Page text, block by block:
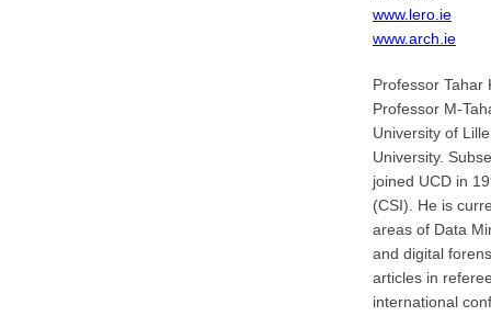
www.lero.ie
www.arch.ie
Professor Tahar
Professor M-
University of
University.
joined UCD in
(CSI). He is
areas of Data
and digital
articles in
international